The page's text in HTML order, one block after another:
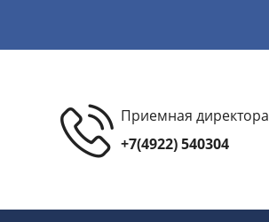
Приемная директора
+7(4922) 540304